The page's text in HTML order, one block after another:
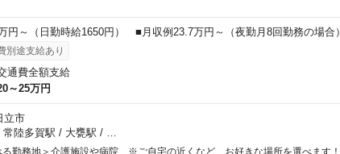
円～（日勤時給1650円） ■月収例23.7万円～（夜勤月8回勤務の場合）
別途支給あり
通費全額支給
～25万円
立市
常陸多賀駅 / 大甕駅 /
る勤務地＞介護施設や病院 ※ご自宅の近くなど、お好きな場所を選べます！